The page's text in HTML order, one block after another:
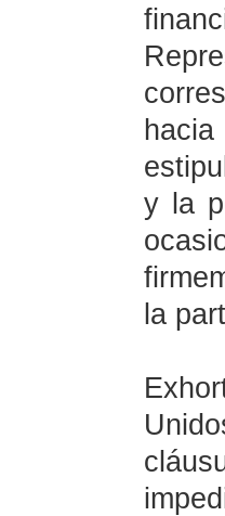
y la
la